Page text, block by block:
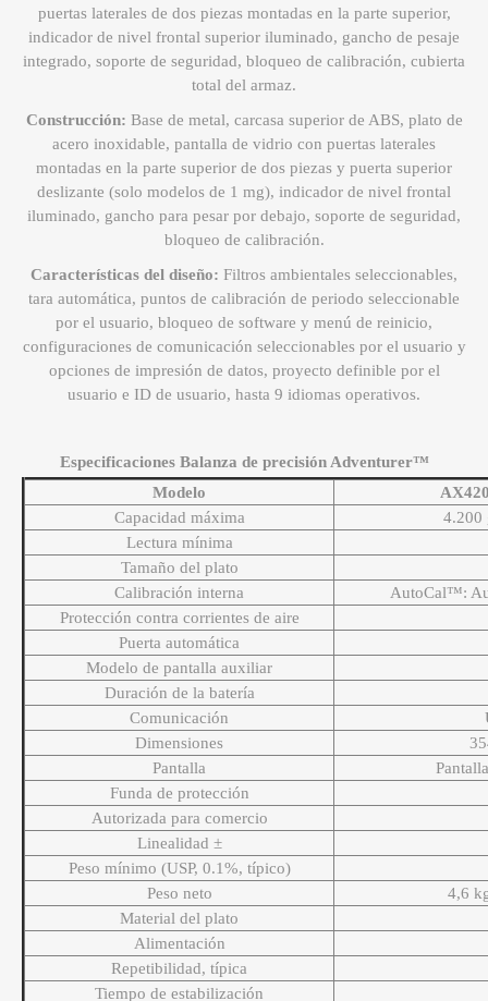
puertas laterales de dos piezas montadas en la parte superior,
indicador de nivel frontal superior iluminado, gancho de pesaje
integrado, soporte de seguridad, bloqueo de calibración, cubierta
total del armaz.
Construcción: Base de metal, carcasa superior de ABS, plato de
acero inoxidable, pantalla de vidrio con puertas laterales
montadas en la parte superior de dos piezas y puerta superior
deslizante (solo modelos de 1 mg), indicador de nivel frontal
iluminado, gancho para pesar por debajo, soporte de seguridad,
bloqueo de calibración.
Características del diseño: Filtros ambientales seleccionables,
tara automática, puntos de calibración de periodo seleccionable
por el usuario, bloqueo de software y menú de reinicio,
configuraciones de comunicación seleccionables por el usuario y
opciones de impresión de datos, proyecto definible por el
usuario e ID de usuario, hasta 9 idiomas operativos.
Especificaciones Balanza de precisión Adventurer™
Modelo
Capacidad máxima
4.200
Lectura mínima
Tamaño del plato
Calibración interna
AutoCal™:
Protección contra corrientes de aire
Puerta automática
Modelo de pantalla auxiliar
Duración de la batería
Comunicación
Dimensiones
Pantalla
Funda de protección
Autorizada para comercio
Linealidad ±
Peso mínimo (USP, 0.1%, típico)
Peso neto
4,6
Material del plato
Alimentación
Repetibilidad, típica
Tiempo de estabilización